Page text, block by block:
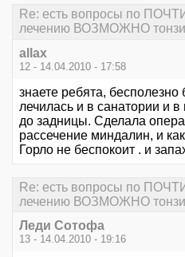
Re: есть вопросы по
лечению ВОЗМОЖНО
allax
12 - 14.04.2010 - 17:58
знаете ребята, бесполезно
лечилась и в санатории и
до задницы. Сделала
рассечение миндалин, и
Горло не беспокоит . и
Re: есть вопросы по
лечению ВОЗМОЖНО
Леди Сотофа
13 - 14.04.2010 - 19:16